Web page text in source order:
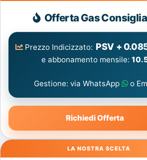
Gas
Offerta Gas
Prezzo Indicizzato: PSV +
e abbonamento mensile:
Gestione: via WhatsApp o
Richiedi Offerta